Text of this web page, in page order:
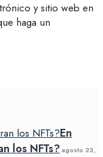
y sitio web en
haga un
En
los NFTs?agosto 23,